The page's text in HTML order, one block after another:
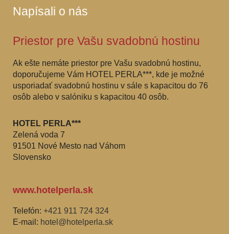
Napísali o nás
Priestor pre Vašu svadobnú hostinu
Ak ešte nemáte priestor pre Vašu svadobnú hostinu,
doporučujeme Vám HOTEL PERLA***, kde je možné
usporiadať svadobnú hostinu v sále s kapacitou do 76
osôb alebo v salóniku s kapacitou 40 osôb.
HOTEL PERLA***
Zelená voda 7
91501 Nové Mesto nad Váhom
Slovensko
www.hotelperla.sk
Telefón: +421 911 724 324
E-mail: hotel@hotelperla.sk